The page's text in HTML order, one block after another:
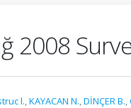
2008
l.,KAYACAN N.,DİNÇER B.,